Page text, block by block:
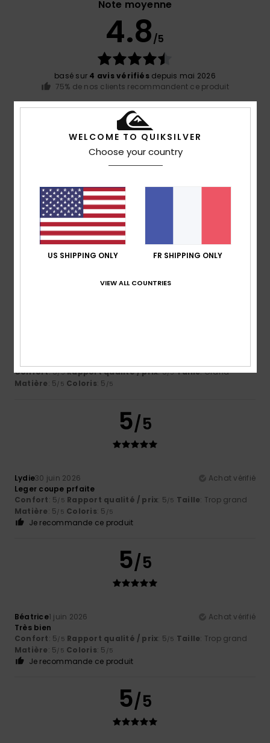
Note moyenne
4.8/5
basé sur 4 avis vérifiésdepuis mai 2026
75% de nos clients recommandent ce produit
Rapport qualité / prix
Coloris
4
Confort: 5/5 Rapport qualité / prix: 5/5 Taille: Grand
Matière: 5/5 Coloris: 5 /5
5/5
Lydie30 juin 2026
Achat vérifié
Leger coupe prfaite
Confort: 5/5 Rapport qualité / prix: 5/5 Taille: Trop grand
Matière: 5/5 Coloris: 5 /5
Je recommande ce produit
5/5
Béatrice1 juin 2026
Achat vérifié
Très bien
Confort: 5/5 Rapport qualité / prix: 5/5 Taille: Trop grand
Matière: 5/5 Coloris: 5 /5
Je recommande ce produit
5/5
WELCOME TO QUIKSILVER
Choose your country
US SHIPPING ONLY FR SHIPPING ONLY
VIEW ALL COUNTRIES